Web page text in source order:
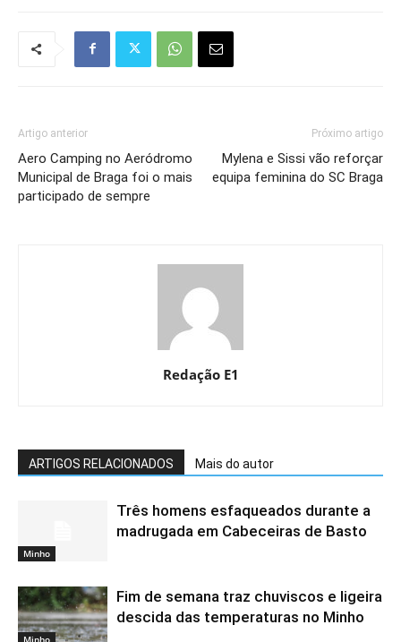
Artigo anterior
Aero Camping no Aeródromo
Municipal de Braga foi o mais
participado de sempre
Próximo artigo
Mylena e Sissi vão reforçar
equipa feminina do SC Braga
Redação E1
ARTIGOS RELACIONADOS Mais do autor
Minho
Três homens esfaqueados durante a
madrugada em Cabeceiras de Basto
Fim de semana traz chuviscos e ligeira
descida das temperaturas no Minho